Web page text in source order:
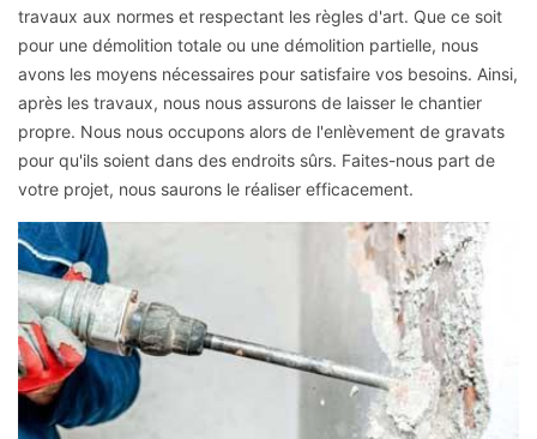
travaux aux normes et respectant les règles d'art. Que ce soit
pour une démolition totale ou une démolition partielle, nous
avons les moyens nécessaires pour satisfaire vos besoins. Ainsi,
après les travaux, nous nous assurons de laisser le chantier
propre. Nous nous occupons alors de l'enlèvement de gravats
pour qu'ils soient dans des endroits sûrs. Faites-nous part de
votre projet, nous saurons le réaliser efficacement.